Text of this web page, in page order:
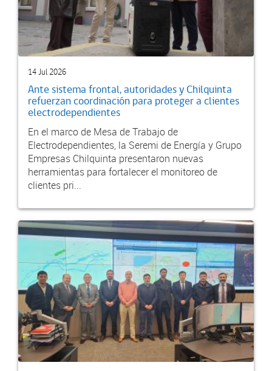
14 Jul 2026
Ante sistema frontal, autoridades y Chilquinta
refuerzan coordinación para proteger a clientes
electrodependientes
En el marco de Mesa de Trabajo de
Electrodependientes, la Seremi de Energía y Grupo
Empresas Chilquinta presentaron nuevas
herramientas para fortalecer el monitoreo de
clientes pri...